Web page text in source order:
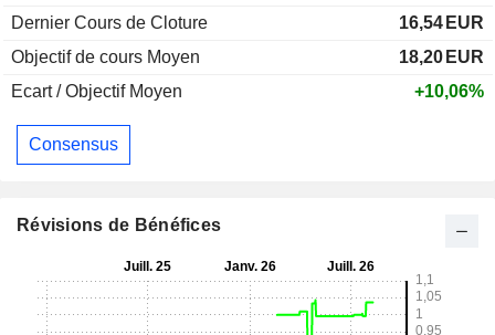
Dernier Cours de Cloture
16,54 EUR
Objectif de cours Moyen
18,20 EUR
Ecart / Objectif Moyen
+10,06%
Consensus
Révisions de Bénéfices